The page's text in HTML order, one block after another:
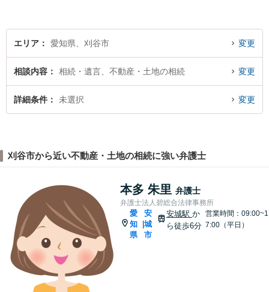
エリア 愛知県、刈谷市 変更
相談内容 相続・遺言、不動産・土地の相続 変更
詳細条件 未選択 変更
刈谷市から近い不動産・土地の相続に強い弁護士
本多 朱里 弁護士
弁護士法人碧総合法律事務所
愛
知
県
安
城
市
安城駅 か
ら徒歩6分
営業時間：09:00~1
7:00（平日）